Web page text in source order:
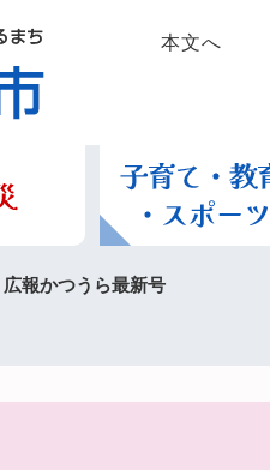
本文へ
広報かつうら最新号